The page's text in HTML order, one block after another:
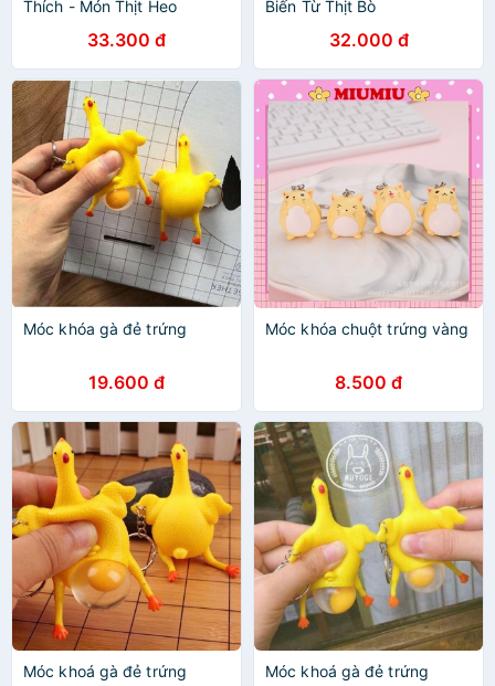
Thích - Món Thịt Heo
33.300 đ
Biến Từ Thịt Bò
32.000 đ
Móc khóa gà đẻ trứng
19.600 đ
Móc khóa chuột trứng vàng
8.500 đ
Móc khoá gà đẻ trứng Móc khoá gà đẻ trứng